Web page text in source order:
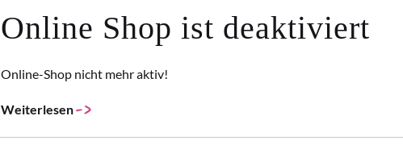
Online Shop ist deaktiviert
Online-Shop nicht mehr aktiv!
Weiterlesen